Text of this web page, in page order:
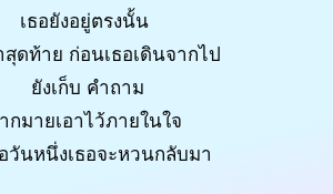
เธอยังอยู่ตรงนั้น
ดท้าย ก่อนเธอเดินจากไป
ยังเก็บ คำถาม
กมายเอาไว้ภายในใจ
วันหนึ่งเธอจะหวนกลับมา